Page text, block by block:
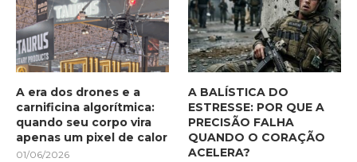
A era dos drones e a
carnificina algorítmica:
quando seu corpo vira
apenas um pixel de calor
01/06/2026
A BALÍSTICA DO
ESTRESSE: POR QUE A
PRECISÃO FALHA
QUANDO O CORAÇÃO
ACELERA?